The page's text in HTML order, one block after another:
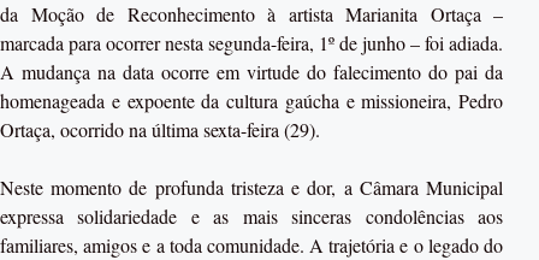
da Moção de Reconhecimento à artista Marianita Ortaça –
marcada para ocorrer nesta segunda-feira, 1º de junho – foi adiada.
A mudança na data ocorre em virtude do falecimento do pai da
homenageada e expoente da cultura gaúcha e missioneira, Pedro
Ortaça, ocorrido na última sexta-feira (29).
Neste momento de profunda tristeza e dor, a Câmara Municipal
expressa solidariedade e as mais sinceras condolências aos
familiares, amigos e a toda comunidade. A trajetória e o legado do